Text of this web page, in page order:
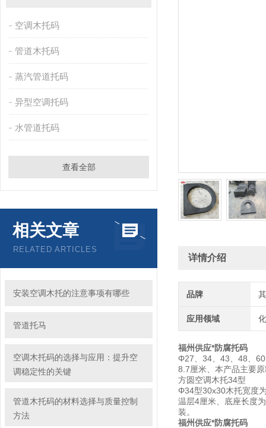
空调木托码
管道木托码
蒸汽管道托码
异型空调托码
水管道托码
查看全部
相关文章
RELATED ARTICLES
安装空调木托的注意事项有哪些
管道托马
空调木托码的选择与应用：提升空
调稳定性的关键
管道木托码的材料选择与质量控制
方法
详情介绍
品牌
应用领域
福州供应*防腐托码
Φ27、34、43、48、
8.7厘米、本产品主要
方圆空调木托34型
Φ34型30x30木托宽度
温层4厘米、底座长度
装。
福州供应*防腐托码